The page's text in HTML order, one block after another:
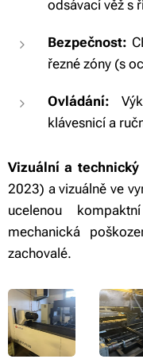
odsávací věž s
Bezpečnost:
řezné zóny (s
Ovládání:
klávesnicí a
Vizuální a technický
2023) a vizuálně ve
ucelenou
mechanická
zachovalé.